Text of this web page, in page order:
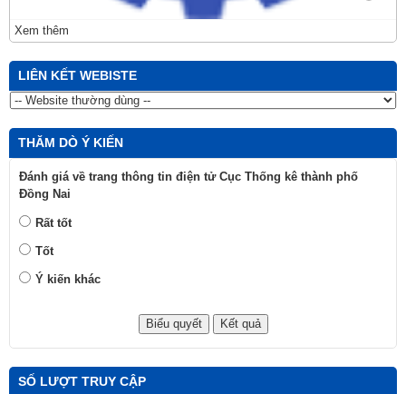
Xem thêm
LIÊN KẾT WEBISTE
THĂM DÒ Ý KIẾN
Đánh giá về trang thông tin điện tử Cục Thống kê thành phố
Đồng Nai
Rất tốt
Tốt
Ý kiến khác
SỐ LƯỢT TRUY CẬP